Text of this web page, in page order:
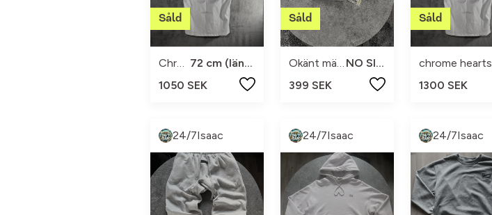
Chrome Hearts
72 cm (längd, uppskattad M/S)
1050 SEK
Okänt märke
NO SIZE
399 SEK
chrome hearts
1300 SEK
24/7Isaac 24/7Isaac 24/7Isaac